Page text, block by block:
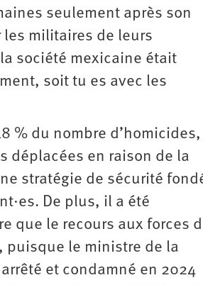
seulement après son
militaires de leurs
société mexicaine était
soit tu es avec les
% du nombre d’homicides,
déplacées en raison de la
stratégie de sécurité
De plus, il a été
que le recours aux forces
puisque le ministre de la
et condamné en 2024